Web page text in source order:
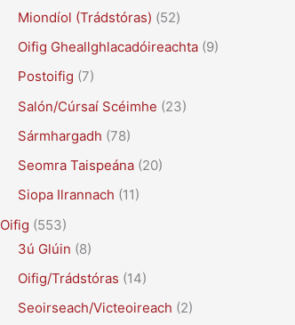
Miondíol (Trádstóras) (52)
Oifig Gheallghlacadóireachta (9)
Postoifig (7)
Salón/Cúrsaí Scéimhe (23)
Sármhargadh (78)
Seomra Taispeána (20)
Siopa Ilrannach (11)
Oifig (553)
3ú Glúin (8)
Oifig/Trádstóras (14)
Seoirseach/Victeoireach (2)